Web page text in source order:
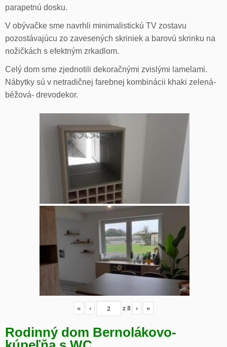
parapetnú dosku.
V obývačke sme navrhli minimalistickú TV zostavu
pozostávajúcu zo zavesených skriniek a barovú skrinku na
nožičkách s efektným zrkadlom.
Celý dom sme zjednotili dekoračnými zvislými lamelami.
Nábytky sú v netradičnej farebnej kombinácii khaki zelená-
béžová- drevodekor.
« ‹ z8 › »
Rodinný dom Bernolákovo-